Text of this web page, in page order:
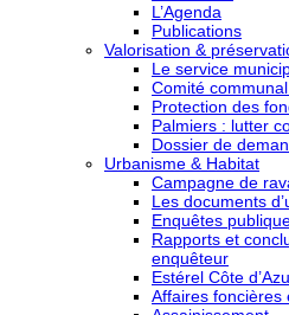
L’Agenda
Publications
Valorisation &
Le service
Comité
Protection des
Palmiers : lutter
Dossier de
Urbanisme & Habitat
Campagne de
Les documents
Enquêtes
Rapports et
enquêteur
Estérel Côte
Affaires foncières